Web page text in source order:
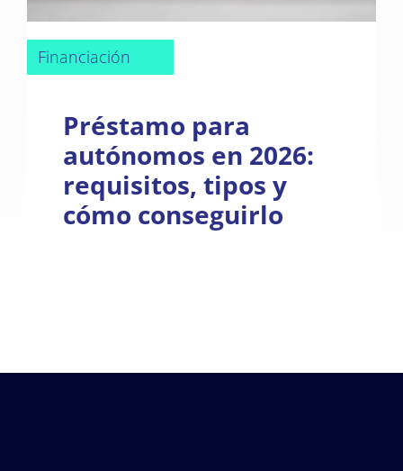
Financiación
Préstamo para
autónomos en 2026:
requisitos, tipos y
cómo conseguirlo